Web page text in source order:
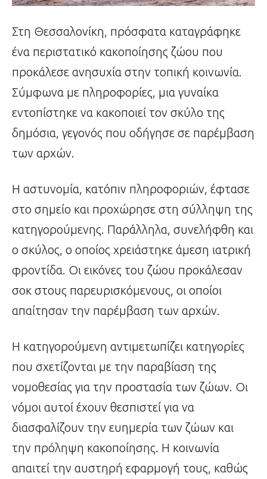
Στη Θεσσαλονίκη, πρόσφατα καταγράφηκε
ένα περιστατικό κακοποίησης ζώου που
προκάλεσε ανησυχία στην τοπική κοινωνία.
Σύμφωνα με πληροφορίες, μια γυναίκα
εντοπίστηκε να κακοποιεί τον σκύλο της
δημόσια, γεγονός που οδήγησε σε παρέμβαση
των αρχών.
Η αστυνομία, κατόπιν πληροφοριών, έφτασε
στο σημείο και προχώρησε στη σύλληψη της
κατηγορούμενης. Παράλληλα, συνελήφθη και
ο σκύλος, ο οποίος χρειάστηκε άμεση ιατρική
φροντίδα. Οι εικόνες του ζώου προκάλεσαν
σοκ στους παρευρισκόμενους, οι οποίοι
απαίτησαν την παρέμβαση των αρχών.
Η κατηγορούμενη αντιμετωπίζει κατηγορίες
που σχετίζονται με την παραβίαση της
νομοθεσίας για την προστασία των ζώων. Οι
νόμοι αυτοί έχουν θεσπιστεί για να
διασφαλίζουν την ευημερία των ζώων και
την πρόληψη κακοποίησης. Η κοινωνία
απαιτεί την αυστηρή εφαρμογή τους, καθώς